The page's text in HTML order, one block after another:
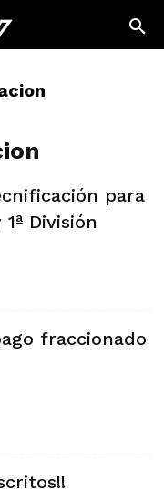
para
División
fraccionado